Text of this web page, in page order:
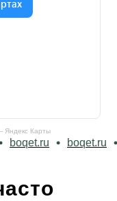
Яндекс Карты
boqet.ru boqet.ru